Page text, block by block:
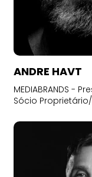
ANDRE HAVT
MEDIABRANDS -
Sócio